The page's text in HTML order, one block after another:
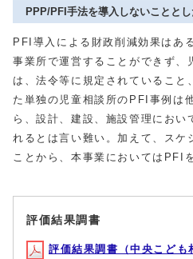
PPP/PFI手法を導入しないことと
PFI導入による財政削減効果はあ
事業所で運営することができず、
は、法令等に規定されていること
た単独の児童相談所のPFI事例は
ら、設計、建設、施設管理におい
れるとは言い難い。加えて、スケ
ことから、本事業においてはPFI
評価結果調書
評価結果調書（中央こども